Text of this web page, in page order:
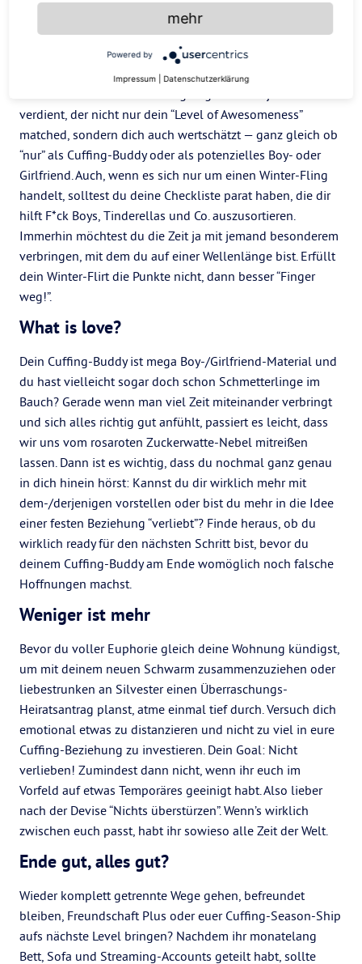
Gefühle entwickelt?
Sprich es an. So kannst du
Missverständnissen und Herzschmerz vorbeugen.
Weil du es wert bist
verdient, der nicht nur dein “Level of Awesomeness”
matched, sondern dich auch wertschätzt — ganz gleich ob
“nur” als Cuffing-Buddy oder als potenzielles Boy- oder
Girlfriend. Auch, wenn es sich nur um einen Winter-Fling
handelt, solltest du deine Checkliste parat haben, die dir
hilft F*ck Boys, Tinderellas und Co. auszusortieren.
Immerhin möchtest du die Zeit ja mit jemand besonderem
verbringen, mit dem du auf einer Wellenlänge bist. Erfüllt
dein Winter-Flirt die Punkte nicht, dann besser “Finger
weg!”.
What is love?
Dein Cuffing-Buddy ist mega Boy-/Girlfriend-Material und
du hast vielleicht sogar doch schon Schmetterlinge im
Bauch? Gerade wenn man viel Zeit miteinander verbringt
und sich alles richtig gut anfühlt, passiert es leicht, dass
wir uns vom rosaroten Zuckerwatte-Nebel mitreißen
lassen. Dann ist es wichtig, dass du nochmal ganz genau
in dich hinein hörst: Kannst du dir wirklich mehr mit
dem-/derjenigen vorstellen oder bist du mehr in die Idee
einer festen Beziehung “verliebt”? Finde heraus, ob du
wirklich ready für den nächsten Schritt bist, bevor du
deinem Cuffing-Buddy am Ende womöglich noch falsche
Hoffnungen machst.
Weniger ist mehr
Bevor du voller Euphorie gleich deine Wohnung kündigst,
um mit deinem neuen Schwarm zusammenzuziehen oder
liebestrunken an Silvester einen Überraschungs-
Heiratsantrag planst, atme einmal tief durch. Versuch dich
emotional etwas zu distanzieren und nicht zu viel in eure
Cuffing-Beziehung zu investieren. Dein Goal: Nicht
verlieben! Zumindest dann nicht, wenn ihr euch im
Vorfeld auf etwas Temporäres geeinigt habt. Also lieber
nach der Devise “Nichts überstürzen”. Wenn’s wirklich
zwischen euch passt, habt ihr sowieso alle Zeit der Welt.
Ende gut, alles gut?
Wieder komplett getrennte Wege gehen, befreundet
bleiben, Freundschaft Plus oder euer Cuffing-Season-Ship
aufs nächste Level bringen? Nachdem ihr monatelang
Bett, Sofa und Streaming-Accounts geteilt habt, sollte
mehr
Powered by
Impressum Datenschutzerklärung